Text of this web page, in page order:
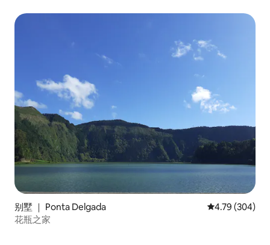
别墅 ｜ Ponta Delgada 平均评分 4.79
4.79 (304)
花瓶之家